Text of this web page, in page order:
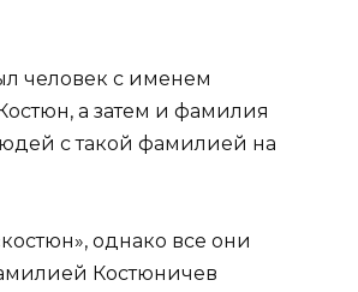
человек с именем
а затем и фамилия
с такой фамилией на
однако все они
Костюничев